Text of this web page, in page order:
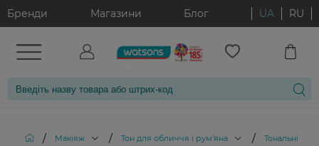
Бренди Магазини Блог UA RU
/ Макіяж / Тон для обличчя і рум'яна / Тональні